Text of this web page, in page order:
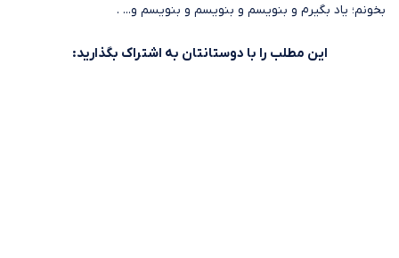
بخونم؛ یاد بگیرم و بنویسم و بنویسم و بنویسم و... .
این مطلب را با دوستانتان به اشتراک بگذارید: